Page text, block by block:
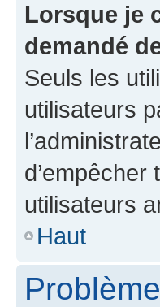
Lorsque je
demandé
Seuls les
utilisateurs
utilisateurs
Haut